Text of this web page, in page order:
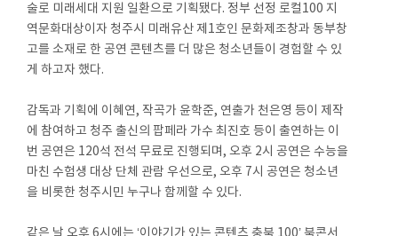
술로 미래세대 지원 일환으로 기획됐다. 정부 선정 로컬100 지
역문화대상이자 청주시 미래유산 제1호인 문화제조창과 동부창
고를 소재로 한 공연 콘텐츠를 더 많은 청소년들이 경험할 수 있
게 하고자 했다.
감독과 기획에 이혜연, 작곡가 윤학준, 연출가 천은영 등이 제작
에 참여하고 청주 출신의 팝페라 가수 최진호 등이 출연하는 이
번 공연은 120석 전석 무료로 진행되며, 오후 2시 공연은 수능을
마친 수험생 대상 단체 관람 우선으로, 오후 7시 공연은 청소년
을 비롯한 청주시민 누구나 함께할 수 있다.